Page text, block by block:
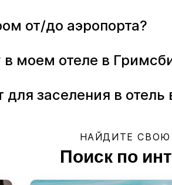
от/до аэропорта?
в моем отеле в
заселения в отель
НАЙДИТЕ
Поиск по